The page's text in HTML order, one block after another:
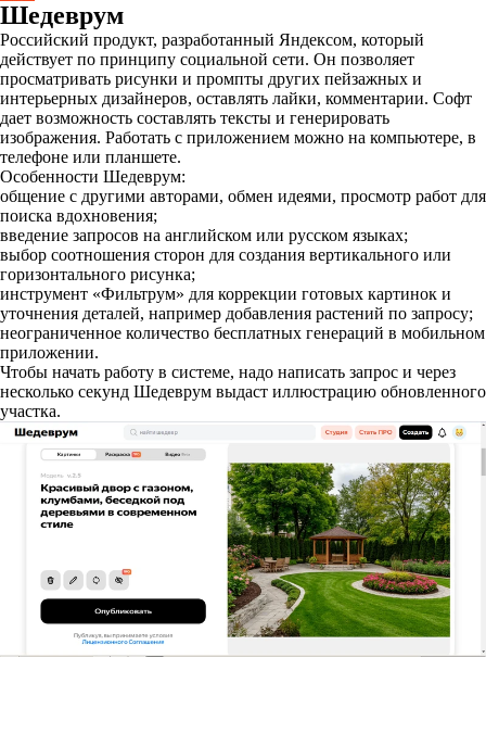
Шедеврум
Российский продукт, разработанный Яндексом, который
действует по принципу социальной сети. Он позволяет
просматривать рисунки и промпты других пейзажных и
интерьерных дизайнеров, оставлять лайки, комментарии. Софт
дает возможность составлять тексты и генерировать
изображения. Работать с приложением можно на компьютере, в
телефоне или планшете.
Особенности Шедеврум:
общение с другими авторами, обмен идеями, просмотр работ для
поиска вдохновения;
введение запросов на английском или русском языках;
выбор соотношения сторон для создания вертикального или
горизонтального рисунка;
инструмент «Фильтрум» для коррекции готовых картинок и
уточнения деталей, например добавления растений по запросу;
неограниченное количество бесплатных генераций в мобильном
приложении.
Чтобы начать работу в системе, надо написать запрос и через
несколько секунд Шедеврум выдаст иллюстрацию обновленного
участка.